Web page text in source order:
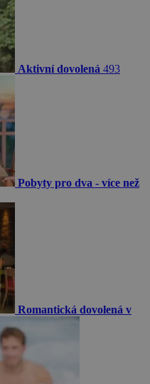
Aktivní dovolená 493
Pobyty pro dva - více než
Romantická dovolená v